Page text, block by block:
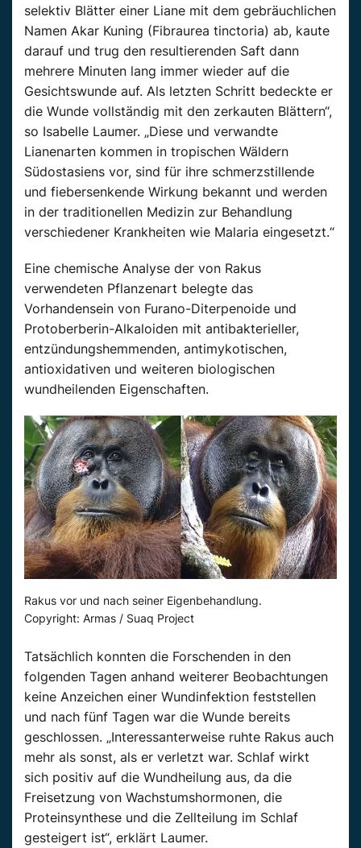
selektiv Blätter einer Liane mit dem gebräuchlichen
Namen Akar Kuning (Fibraurea tinctoria) ab, kaute
darauf und trug den resultierenden Saft dann
mehrere Minuten lang immer wieder auf die
Gesichtswunde auf. Als letzten Schritt bedeckte er
die Wunde vollständig mit den zerkauten Blättern“,
so Isabelle Laumer. „Diese und verwandte
Lianenarten kommen in tropischen Wäldern
Südostasiens vor, sind für ihre schmerzstillende
und fiebersenkende Wirkung bekannt und werden
in der traditionellen Medizin zur Behandlung
verschiedener Krankheiten wie Malaria eingesetzt.“
Eine chemische Analyse der von Rakus
verwendeten Pflanzenart belegte das
Vorhandensein von Furano-Diterpenoide und
Protoberberin-Alkaloiden mit antibakterieller,
entzündungshemmenden, antimykotischen,
antioxidativen und weiteren biologischen
wundheilenden Eigenschaften.
Rakus vor und nach seiner Eigenbehandlung.
Copyright: Armas / Suaq Project
Tatsächlich konnten die Forschenden in den
folgenden Tagen anhand weiterer Beobachtungen
keine Anzeichen einer Wundinfektion feststellen
und nach fünf Tagen war die Wunde bereits
geschlossen. „Interessanterweise ruhte Rakus auch
mehr als sonst, als er verletzt war. Schlaf wirkt
sich positiv auf die Wundheilung aus, da die
Freisetzung von Wachstumshormonen, die
Proteinsynthese und die Zellteilung im Schlaf
gesteigert ist“, erklärt Laumer.